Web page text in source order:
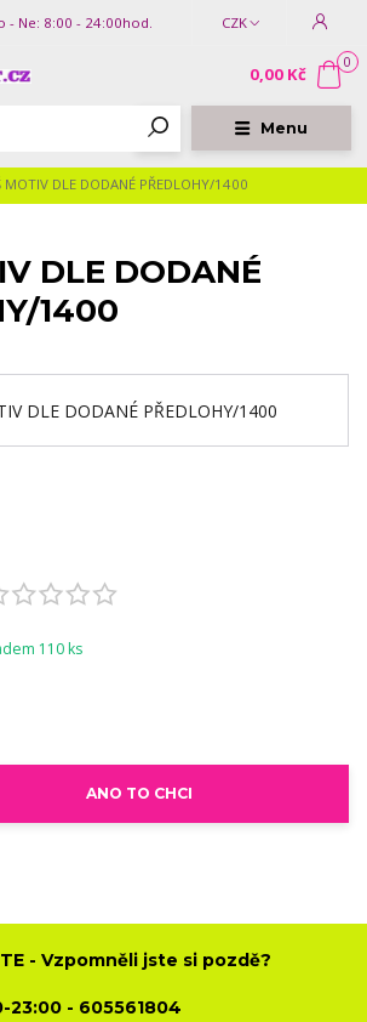
Menu
CZK
- Ne: 8:00 - 24:00hod.
0
0,00 Kč
MOTIV DLE DODANÉ PŘEDLOHY/1400
DLE DODANÉ
1400
110 ks
ANO TO CHCI
- Vzpomněli jste si pozdě?
23:00 - 605561804